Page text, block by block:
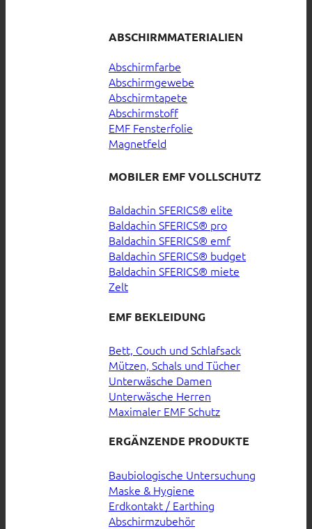
ABSCHIRMMATERIALIEN
Abschirmfarbe
Abschirmgewebe
Abschirmtapete
Abschirmstoff
EMF Fensterfolie
Magnetfeld
MOBILER EMF VOLLSCHUTZ
Baldachin SFERICS® elite
Baldachin SFERICS® pro
Baldachin SFERICS® emf
Baldachin SFERICS® budget
Baldachin SFERICS® miete
Zelt
EMF BEKLEIDUNG
Bett, Couch und Schlafsack
Mützen, Schals und Tücher
Unterwäsche Damen
Unterwäsche Herren
Maximaler EMF Schutz
ERGÄNZENDE PRODUKTE
Baubiologische Untersuchung
Maske & Hygiene
Erdkontakt / Earthing
Abschirmzubehör